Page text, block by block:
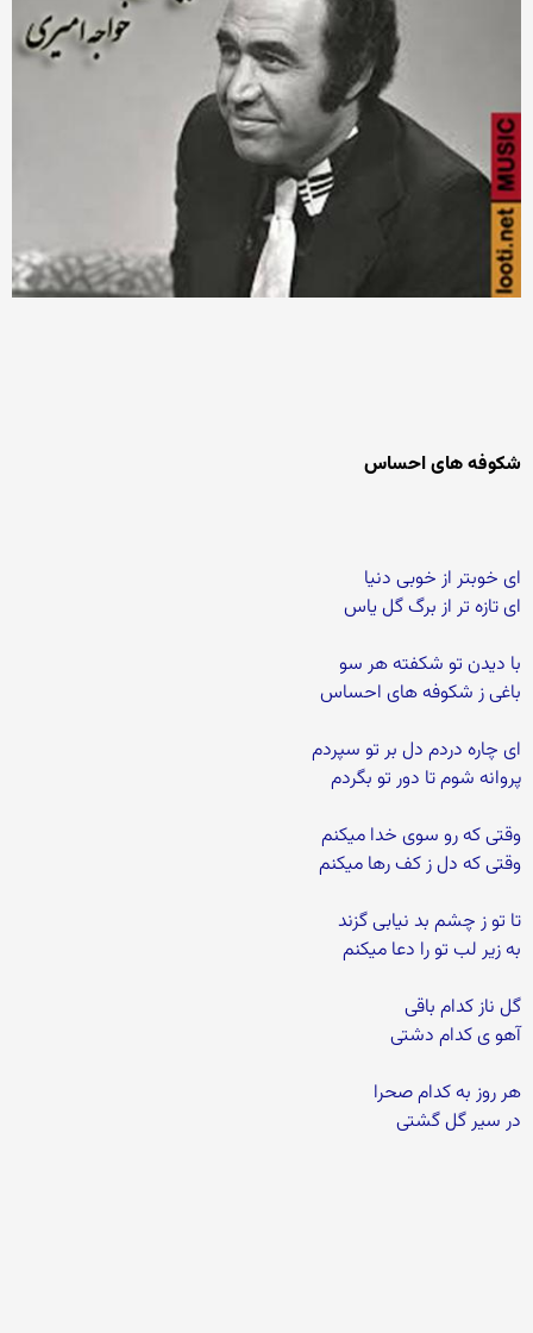
شکوفه های احساس
ای خوبتر از خوبی دنیا
ای تازه تر از برگ گل یاس
با دیدن تو شکفته هر سو
باغی ز شکوفه های احساس
ای چاره دردم دل بر تو سپردم
پروانه شوم تا دور تو بگردم
وقتی که رو سوی خدا میکنم
وقتی که دل ز کف رها میکنم
تا تو ز چشم بد نیابی گزند
به زیر لب تو را دعا میکنم
گل ناز کدام باقی
آهو ی کدام دشتی
هر روز به کدام صحرا
در سیر گل گشتی